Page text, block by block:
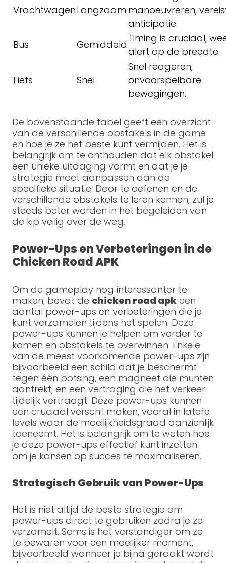
VrachtwagenLangzaam manoeuvreren,
anticipatie.
Bus
Gemiddeld
Timing is cruciaal,
alert op de breedte.
Fiets Snel
Snel reageren,
onvoorspelbare
bewegingen.
De bovenstaande tabel geeft een overzicht
van de verschillende obstakels in de game
en hoe je ze het beste kunt vermijden. Het is
belangrijk om te onthouden dat elk obstakel
een unieke uitdaging vormt en dat je je
strategie moet aanpassen aan de
specifieke situatie. Door te oefenen en de
verschillende obstakels te leren kennen, zul je
steeds beter worden in het begeleiden van
de kip veilig over de weg.
Power-Ups en Verbeteringen in de
Chicken Road APK
Om de gameplay nog interessanter te
maken, bevat de chicken road apkeen
aantal power-ups en verbeteringen die je
kunt verzamelen tijdens het spelen. Deze
power-ups kunnen je helpen om verder te
komen en obstakels te overwinnen. Enkele
van de meest voorkomende power-ups zijn
bijvoorbeeld een schild dat je beschermt
tegen één botsing, een magneet die munten
aantrekt, en een vertraging die het verkeer
tijdelijk vertraagt. Deze power-ups kunnen
een cruciaal verschil maken, vooral in latere
levels waar de moeilijkheidsgraad aanzienlijk
toeneemt. Het is belangrijk om te weten hoe
je deze power-ups effectief kunt inzetten
om je kansen op succes te maximaliseren.
Strategisch Gebruik van Power-Ups
Het is niet altijd de beste strategie om
power-ups direct te gebruiken zodra je ze
verzamelt. Soms is het verstandiger om ze
te bewaren voor een moeilijker moment,
bijvoorbeeld wanneer je bijna geraakt wordt